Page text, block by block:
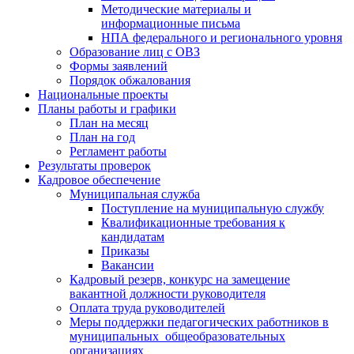
Методические материалы и
информационные письма
НПА федерального и регионального уровня
Образование лиц с ОВЗ
Формы заявлений
Порядок обжалования
Национальные проекты
Планы работы и графики
План на месяц
План на год
Регламент работы
Результаты проверок
Кадровое обеспечение
Муниципальная служба
Поступление на муниципальную службу
Квалификационные требования к
кандидатам
Приказы
Вакансии
Кадровый резерв, конкурс на замещение
вакантной должности руководителя
Оплата труда руководителей
Меры поддержки педагогических работников в
муниципальных общеобразовательных
организациях